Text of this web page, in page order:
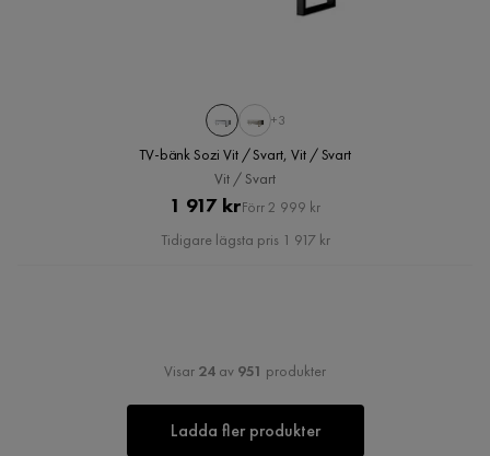
+3
TV-bänk Sozi Vit / Svart, Vit / Svart
Vit / Svart
Pris
1 917 krOriginal
Pris
Förr 2 999 kr
Tidigare lägsta pris 1 917 kr
Visar 24 av 951 produkter
Ladda fler produkter